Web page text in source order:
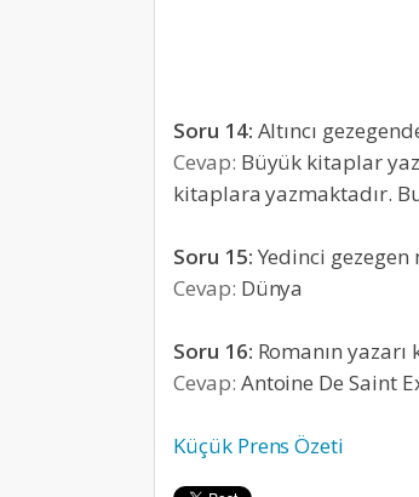
Soru 14: Altıncı
Cevap: Büyük kitaplar
kitaplara yazmaktadır.
Soru 15: Yedinci gezegen
Cevap: Dünya
Soru 16: Romanın
Cevap: Antoine De Saint
Küçük Prens Özeti